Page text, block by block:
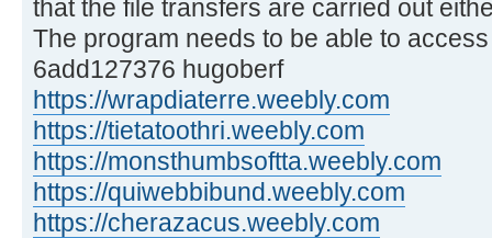
that the file transfers are carried out
The program needs to be able to
6add127376 hugoberf
https://wrapdiaterre.weebly.com
https://tietatoothri.weebly.com
https://monsthumbsoftta.weebly.com
https://quiwebbibund.weebly.com
https://cherazacus.weebly.com